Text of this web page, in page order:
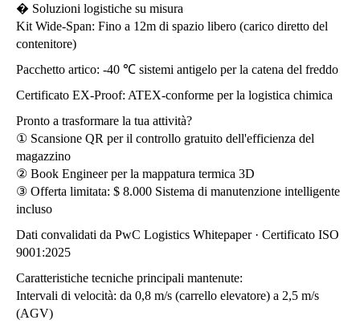
� Soluzioni logistiche su misura
Kit Wide-Span: Fino a 12m di spazio libero (carico diretto del
contenitore)
Pacchetto artico: -40 ℃ sistemi antigelo per la catena del freddo
Certificato EX-Proof: ATEX-conforme per la logistica chimica
Pronto a trasformare la tua attività?
① Scansione QR per il controllo gratuito dell'efficienza del
magazzino
② Book Engineer per la mappatura termica 3D
③ Offerta limitata: $ 8.000 Sistema di manutenzione intelligente
incluso
Dati convalidati da PwC Logistics Whitepaper · Certificato ISO
9001:2025
Caratteristiche tecniche principali mantenute:
Intervali di velocità: da 0,8 m/s (carrello elevatore) a 2,5 m/s
(AGV)